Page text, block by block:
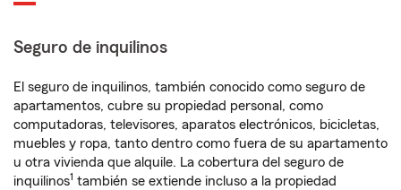
Seguro de inquilinos
El seguro de inquilinos, también conocido como seguro de
apartamentos, cubre su propiedad personal, como
computadoras, televisores, aparatos electrónicos, bicicletas,
muebles y ropa, tanto dentro como fuera de su apartamento
u otra vivienda que alquile. La cobertura del seguro de
inquilinos1 también se extiende incluso a la propiedad